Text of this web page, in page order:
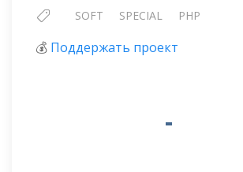
SOFT SPECIAL PHP
💰 Поддержать проект